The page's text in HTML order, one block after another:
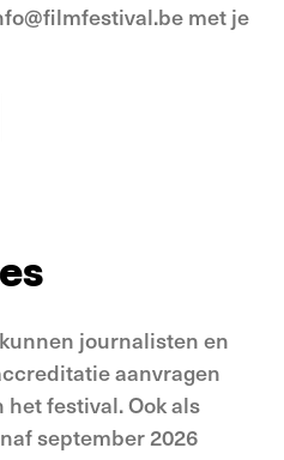
met je
journalisten en
aanvragen
festival. Ook als
september 2026